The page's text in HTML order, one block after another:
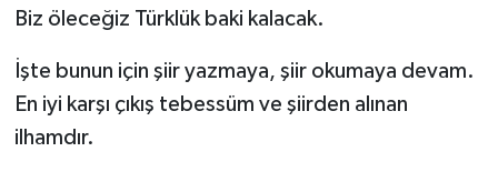
Biz öleceğiz Türklük baki kalacak.
İşte bunun için şiir yazmaya, şiir okumaya devam.
En iyi karşı çıkış tebessüm ve şiirden alınan
ilhamdır.